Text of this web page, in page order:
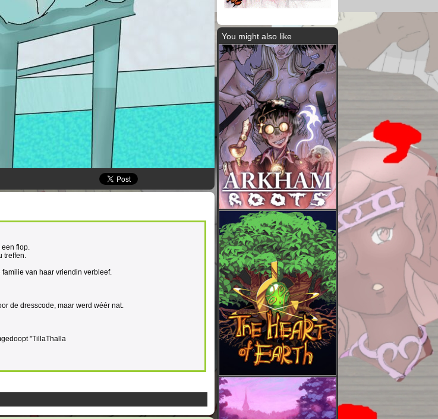
een flop.
treffen.
van haar vriendin verbleef.
de dresscode, maar werd wéér nat.
"TillaThalla
You might also like